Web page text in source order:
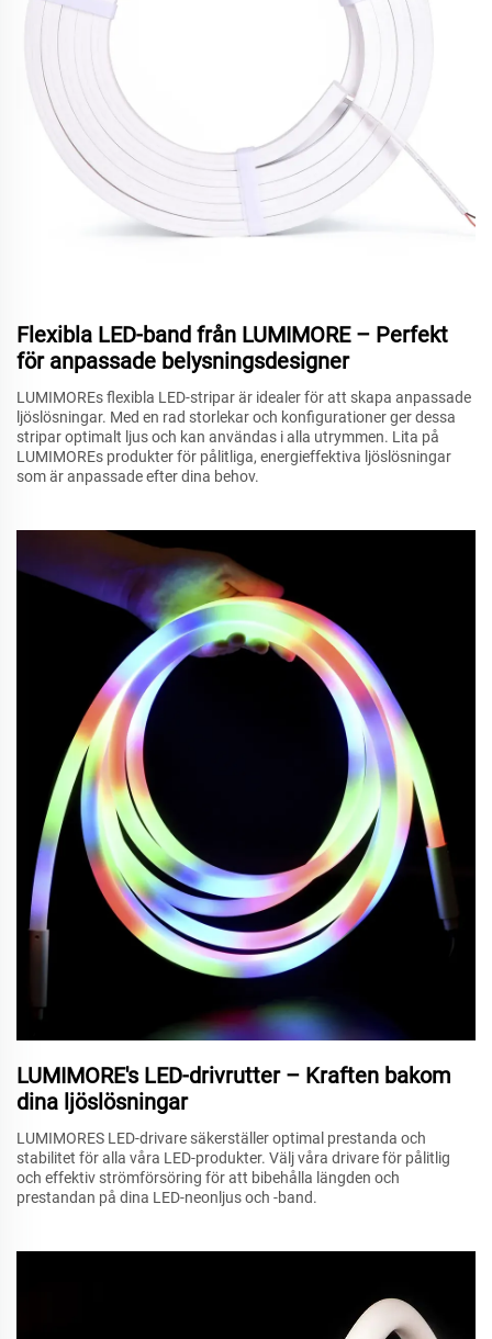
Flexibla LED-band från LUMIMORE – Perfekt
för anpassade belysningsdesigner
LUMIMOREs flexibla LED-stripar är idealer för att skapa anpassade
ljöslösningar. Med en rad storlekar och konfigurationer ger dessa
stripar optimalt ljus och kan användas i alla utrymmen. Lita på
LUMIMOREs produkter för pålitliga, energieffektiva ljöslösningar
som är anpassade efter dina behov.
LUMIMORE's LED-drivrutter – Kraften bakom
dina ljöslösningar
LUMIMORES LED-drivare säkerställer optimal prestanda och
stabilitet för alla våra LED-produkter. Välj våra drivare för pålitlig
och effektiv strömförsöring för att bibehålla längden och
prestandan på dina LED-neonljus och -band.